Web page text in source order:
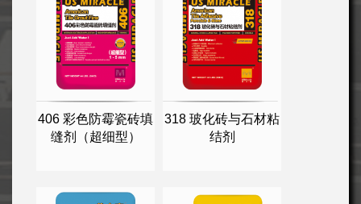
406 彩色防霉瓷砖填
缝剂（超细型）
318 玻化砖与石材粘
结剂